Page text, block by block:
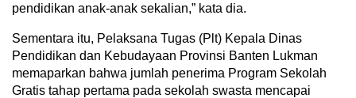
pendidikan anak-anak sekalian,” kata dia.
Sementara itu, Pelaksana Tugas (Plt) Kepala Dinas
Pendidikan dan Kebudayaan Provinsi Banten Lukman
memaparkan bahwa jumlah penerima Program Sekolah
Gratis tahap pertama pada sekolah swasta mencapai